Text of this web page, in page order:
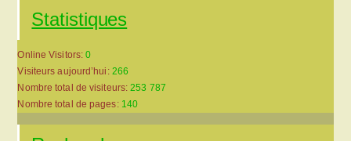
Statistiques
Online Visitors:0
Visiteurs aujourd’hui: 266
Nombre total de visiteurs:253 787
Nombre total de pages: 140